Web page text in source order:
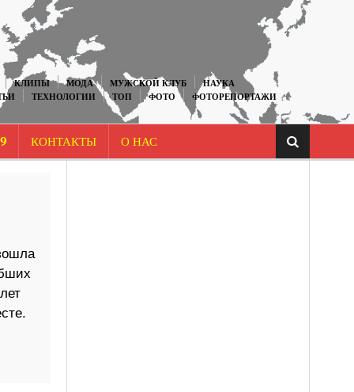
КЛИПЫ МОДА МУЖСКОЙ КЛУБ
НАУКА
ТЕХНОЛОГИИ ТОП ФОТО
ФОТОРЕПОРТАЖИ
КОНТАКТЫ О НАС